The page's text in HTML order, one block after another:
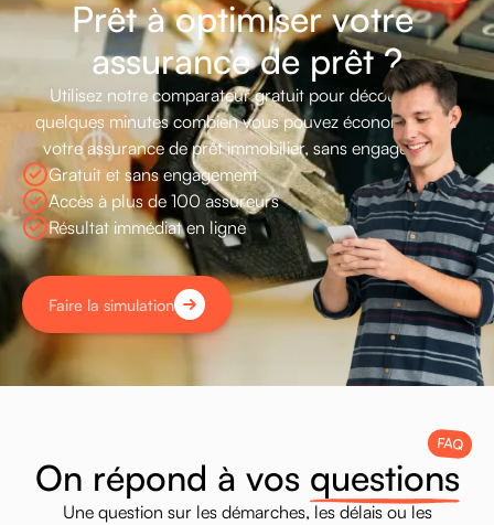
Prêt à optimiser votre
assurance de prêt ?
Utilisez notre comparateur gratuit pour découvrir en
quelques minutes combien vous pouvez économiser sur
votre assurance de prêt immobilier, sans engagement.
Gratuit et sans engagement
Accès à plus de 100 assureurs
Résultat immédiat en ligne
Faire la simulation
On répond à vos questions
Une question sur les démarches, les délais ou les
FAQ